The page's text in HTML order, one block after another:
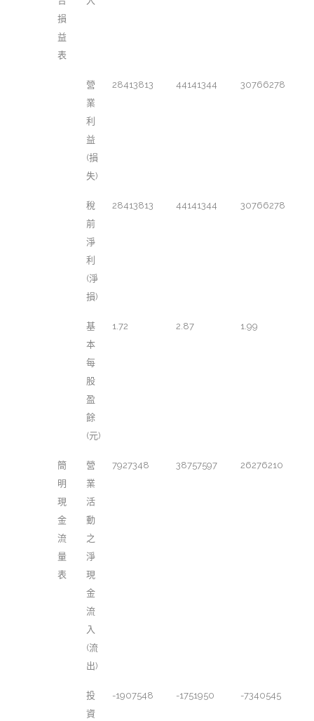
損
益
表
營
業
利
益
(損
失)
28413813 44141344 30766278
稅
前
淨
利
(淨
損)
28413813 44141344 30766278
基
本
每
股
盈
餘
(元)
1.72 2.87 1.99
簡
明
現
金
流
量
表
營
業
活
動
之
淨
現
金
流
入
(流
出)
7927348 38757597 26276210
投
資
-1907548 -1751950 -7340545